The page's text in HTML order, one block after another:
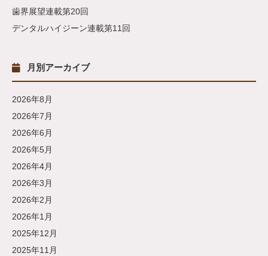
歯界展望連載第20回
デンタルハイジーン連載第11回
月別アーカイブ
2026年8月
2026年7月
2026年6月
2026年5月
2026年4月
2026年3月
2026年2月
2026年1月
2025年12月
2025年11月